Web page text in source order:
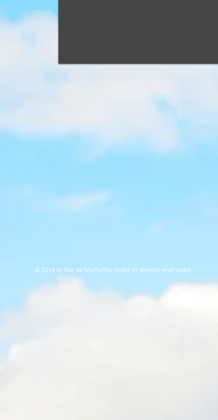
© 2014 by Flor da Montanha, todos os direitos reservados.